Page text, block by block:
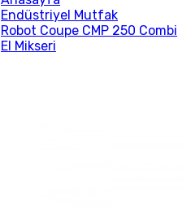
Endüstriyel Mutfak
Robot Coupe CMP 250 Combi
El Mikseri